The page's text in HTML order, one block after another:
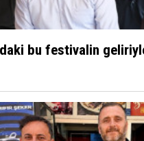
bu festivalin